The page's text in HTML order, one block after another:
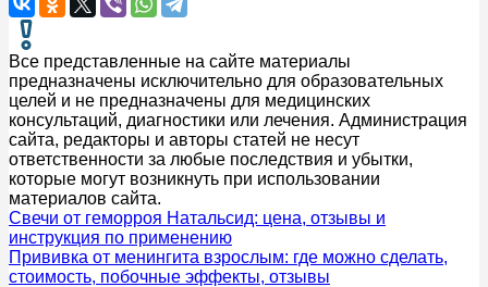
Все представленные на сайте материалы
предназначены исключительно для образовательных
целей и не предназначены для медицинских
консультаций, диагностики или лечения. Администрация
сайта, редакторы и авторы статей не несут
ответственности за любые последствия и убытки,
которые могут возникнуть при использовании
материалов сайта.
Свечи от геморроя Натальсид: цена, отзывы и
инструкция по применению
Прививка от менингита взрослым: где можно сделать,
стоимость, побочные эффекты, отзывы